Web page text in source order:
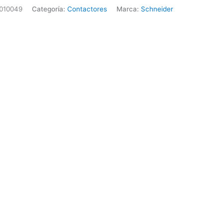
Categoría: Contactores Marca: Schneider